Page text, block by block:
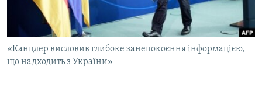
ПОДКАСТИ
КРИМ РЕАЛІЇ
РУС
«Канцлер висловив глибоке занепокоєння інформацією,
що надходить з України»